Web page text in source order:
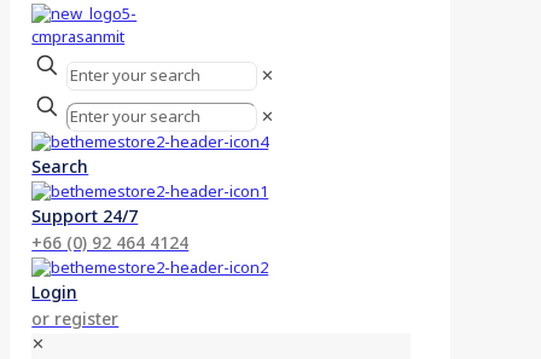
✕
✕
Search
Support 24/7
+66 (0) 92 464 4124
Login
or register
✕